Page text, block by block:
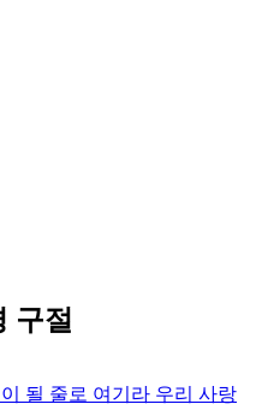
구절
될 줄로 여기라 우리 사랑